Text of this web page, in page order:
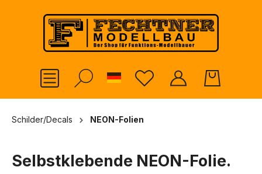
springen
German
Schilder/Decals NEON-Folien
Selbstklebende NEON-Folie.